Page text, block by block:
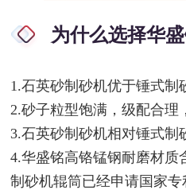
为什么选择华
1.石英砂制砂机优于锤式制
2.砂子粒型饱满，级配合理
3.石英砂制砂机相对锤式制
4.华盛铭高铬锰钢耐磨材
制砂机辊筒已经申请国家专